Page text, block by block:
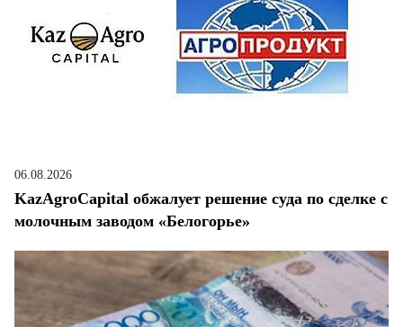
06.08.2026
KazAgroCapital обжалует решение суда по сделке с
молочным заводом «Белогорье»